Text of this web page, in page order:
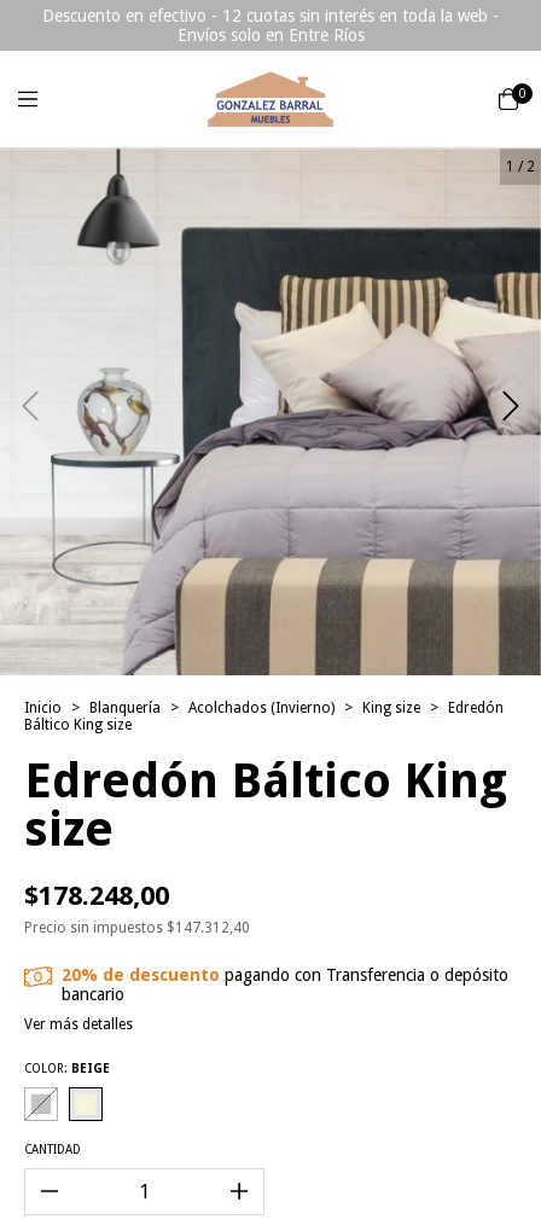
Descuento en efectivo - 12 cuotas sin interés en toda la web -
Envíos solo en Entre Ríos
0
1 / 2
Inicio > Blanquería > Acolchados (Invierno) > King size >
Edredón
Báltico King size
Edredón Báltico King
size
$178.248,00
Precio sin impuestos $147.312,40
20% de descuento pagando con Transferencia o depósito
bancario
Ver más detalles
COLOR: BEIGE
CANTIDAD